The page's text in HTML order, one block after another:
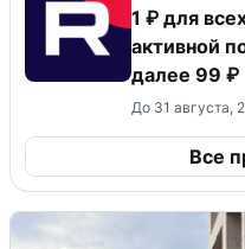
1 ₽ для
активной
далее 99 ₽
До 31 августа,
Все